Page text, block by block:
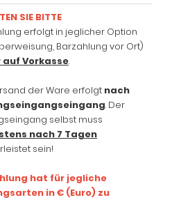
SIE BITTE
erfolgt in jeglicher Option
Barzahlung vor Ort)
auf Vorkasse.
der Ware erfolgt nach
. Der
selbst muss
nach 7 Tagen
sein!
hat für jegliche
in € (Euro) zu